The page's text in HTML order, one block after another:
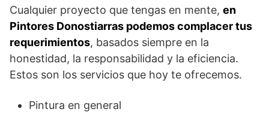
Cualquier proyecto que tengas en mente, en
Pintores Donostiarras podemos complacer tus
requerimientos, basados siempre en la
honestidad, la responsabilidad y la eficiencia.
Estos son los servicios que hoy te ofrecemos.
Pintura en general